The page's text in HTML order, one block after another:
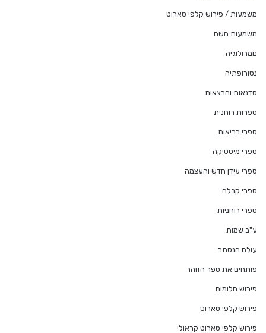
משמעות / פירוש קלפי טארוט
משמעות השם
נומרולוגיה
נטורופתיה
סדנאות והרצאות
ספרות רוחנית
ספרי בריאות
ספרי מיסטיקה
ספרי עידן חדש והעצמה
ספרי קבלה
ספרי רוחניות
ע"ב שמות
עולם הנסתר
פותחים את ספר הזוהר
פירוש חלומות
פירוש קלפי טארוט
פירוש קלפי טארוט קראולי